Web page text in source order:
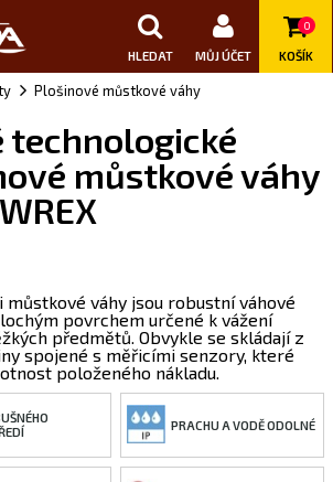
HLEDAT MŮJ ÚČET
0
KOŠÍK
Plošinové můstkové váhy
technologické
můstkové váhy
můstkové váhy jsou robustní váhové
povrchem určené k vážení
předmětů. Obvykle se skládají z
spojené s měřicími senzory, které
položeného nákladu.
PRACHU A VODĚ ODOLNÉ